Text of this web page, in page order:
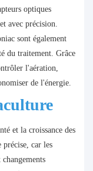
optiques
avec précision.
sont également
du traitement. Grâce
l'aération,
de l'énergie.
et la croissance des
car les
changements